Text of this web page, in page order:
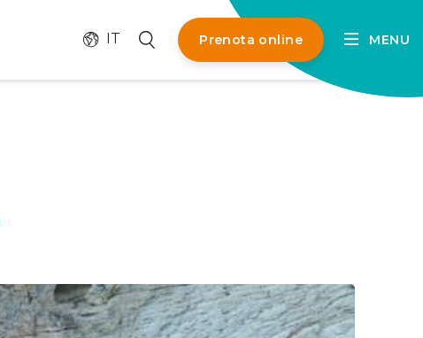
Cambia lingua
IT Cerca MENU
Prenota online